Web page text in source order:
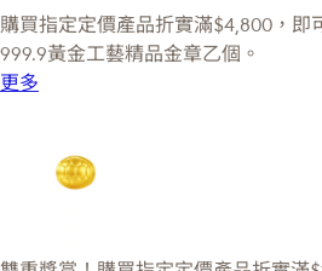
購買指定定價產品折實滿$4,800，即
999.9黃金工藝精品金章乙個。
更多